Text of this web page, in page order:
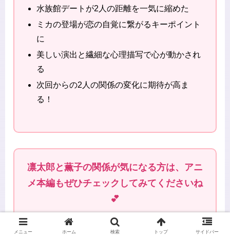
水族館デートが2人の距離を一気に縮めた
ミカの登場が恋の自覚に繋がるキーポイント
に
美しい演出と繊細な心理描写で心が動かされ
る
次回からの2人の関係の変化に期待が高ま
る！
凛太郎と薫子の関係が気になる方は、アニ
メ本編もぜひチェックしてみてくださいね
💕
メニュー ホーム 検索 トップ サイドバー